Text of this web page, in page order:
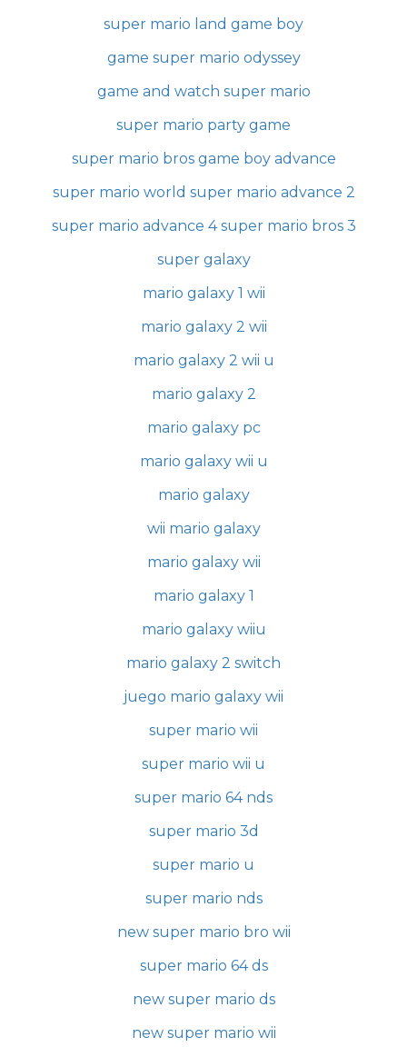
super mario land game boy
game super mario odyssey
game and watch super mario
super mario party game
super mario bros game boy advance
super mario world super mario advance 2
super mario advance 4 super mario bros 3
super galaxy
mario galaxy 1 wii
mario galaxy 2 wii
mario galaxy 2 wii u
mario galaxy 2
mario galaxy pc
mario galaxy wii u
mario galaxy
wii mario galaxy
mario galaxy wii
mario galaxy 1
mario galaxy wiiu
mario galaxy 2 switch
juego mario galaxy wii
super mario wii
super mario wii u
super mario 64 nds
super mario 3d
super mario u
super mario nds
new super mario bro wii
super mario 64 ds
new super mario ds
new super mario wii